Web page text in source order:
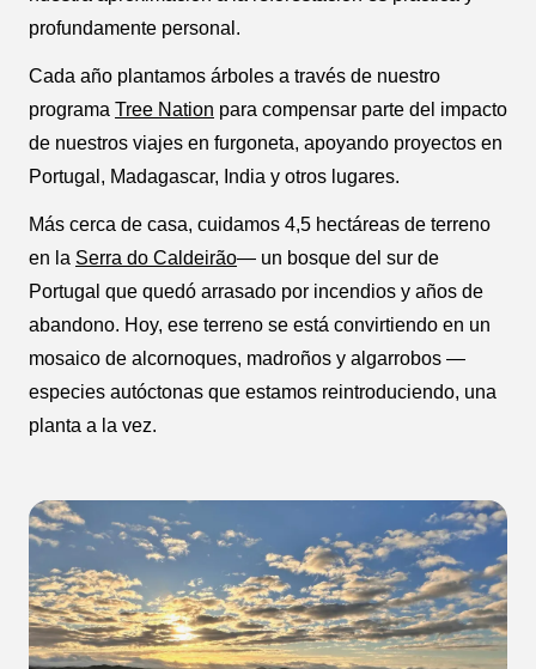
profundamente personal.
Cada año plantamos árboles a través de nuestro
programa Tree Nation para compensar parte del impacto
de nuestros viajes en furgoneta, apoyando proyectos en
Portugal, Madagascar, India y otros lugares.
Más cerca de casa, cuidamos 4,5 hectáreas de terreno
en la Serra do Caldeirão— un bosque del sur de
Portugal que quedó arrasado por incendios y años de
abandono. Hoy, ese terreno se está convirtiendo en un
mosaico de alcornoques, madroños y algarrobos —
especies autóctonas que estamos reintroduciendo, una
planta a la vez.